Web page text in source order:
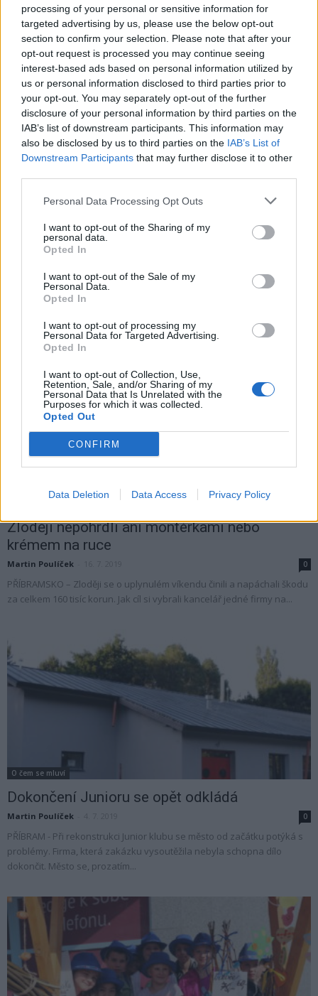
processing of your personal or sensitive information for
targeted advertising by us, please use the below opt-out
section to confirm your selection. Please note that after your
opt-out request is processed you may continue seeing
interest-based ads based on personal information utilized by
us or personal information disclosed to third parties prior to
your opt-out. You may separately opt-out of the further
disclosure of your personal information by third parties on the
IAB’s list of downstream participants. This information may
also be disclosed by us to third parties on the IAB’s List of
Downstream Participants that may further disclose it to other
Personal Data Processing Opt Outs
I want to opt-out of the Sharing of my
personal data.
Opted In
I want to opt-out of the Sale of my
Personal Data.
Opted In
I want to opt-out of processing my
Personal Data for Targeted Advertising.
Opted In
I want to opt-out of Collection, Use,
Retention, Sale, and/or Sharing of my
Personal Data that Is Unrelated with the
Purposes for which it was collected.
Opted Out
CONFIRM
Data Deletion Data Access Privacy Policy
Martin Poulíček - 26. 9. 2019
PŘÍBRAM - Rekonstrukce Junior klubu se táhne už třetím rokem a zatím
to příliš nevypadá, že by se v brzké době v něm „pařilo“....
Město prodloužilo termín pro nabídky na
dokončení Junior klubu
Martin Poulíček - 17. 9. 2019
PŘÍBRAM - O týden prodloužilo město termín, do kdy se mohou hlásit
Původně mohli nabídky...
Zloději nepohrdli ani montérkami nebo
krémem na ruce
Martin Poulíček 0
PŘÍBRAMSKO – Zloději se o uplynulém víkendu činili a napáchali škodu
za celkem 160 tisíc korun. Jak cíl si vybrali kancelář jedné firmy na...
O čem se mluví
Dokončení Junioru se opět odkládá
Martin Poulíček 0
PŘÍBRAM - Při rekonstrukci Junior klubu se město od začátku potýká s
problémy. Firma, která zakázku vysoutěžila nebyla schopna dílo
dokončit. Město se, prozatím...